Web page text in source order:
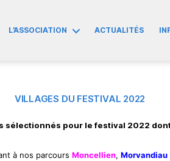
L’ASSOCIATION ACTUALITÉS
VILLAGES DU FESTIVAL 2022
pour le festival 2022
à nos parcours Moncellien, Morvandiau